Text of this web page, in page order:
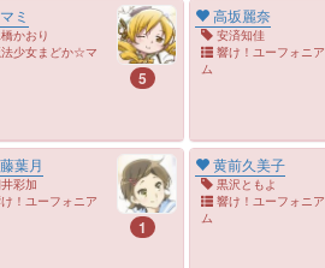
ミ
かおり
法少女まどか☆マ
5
高坂麗奈
安済知佳
響け！ユーフォニア
ム
葉月
彩加
！ユーフォニア
1
黄前久美子
黒沢ともよ
響け！ユーフォニア
ム